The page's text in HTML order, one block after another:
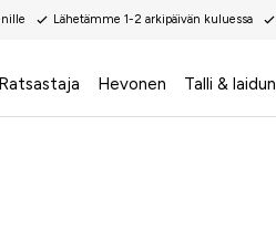
Lähetämme 1-2 arkipäivän kuluessa
Ratsastaja Hevonen Talli & laidun